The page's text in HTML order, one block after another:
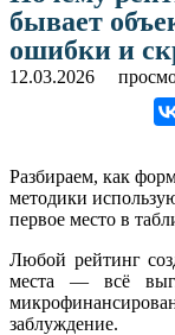
бывает
ошибки и
12.03.2026
Разбираем, как
методики
первое место в
Любой рейтинг
места — всё
заблуждение.